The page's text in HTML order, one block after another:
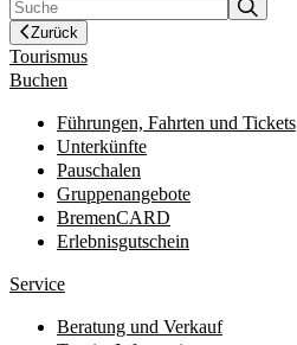
Zurück
Tourismus
Buchen
Führungen, Fahrten und Tickets
Unterkünfte
Pauschalen
Gruppenangebote
BremenCARD
Erlebnisgutschein
Service
Beratung und Verkauf